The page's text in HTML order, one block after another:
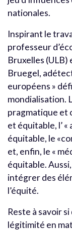
nationales.
Inspirant le
professeur
Bruxelles
Bruegel,
européens »
mondialisation.
pragmatique et
et équitable, l’
équitable, le
et, enfin, le «
équitable.
intégrer des
l’équité.
Reste à savoir
légitimité en